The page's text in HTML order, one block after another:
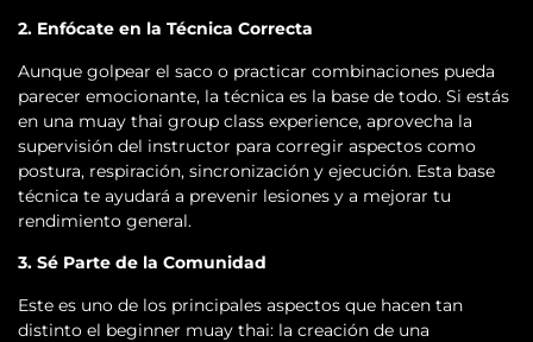
2. Enfócate en la Técnica Correcta
Aunque golpear el saco o practicar combinaciones pueda
parecer emocionante, la técnica es la base de todo. Si estás
en una muay thai group class experience, aprovecha la
supervisión del instructor para corregir aspectos como
postura, respiración, sincronización y ejecución. Esta base
técnica te ayudará a prevenir lesiones y a mejorar tu
rendimiento general.
3. Sé Parte de la Comunidad
Este es uno de los principales aspectos que hacen tan
distinto el beginner muay thai: la creación de una